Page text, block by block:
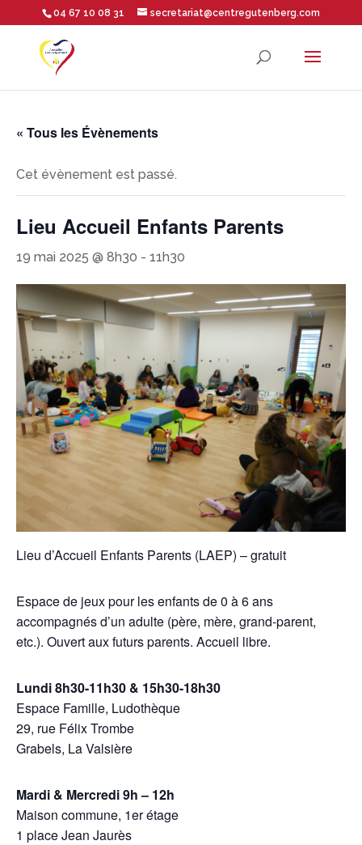
Ouvrir la barre d’outils
04 67 10 08 31 secretariat@centregutenberg.com
« Tous les Évènements
Cet évènement est passé.
Lieu Accueil Enfants Parents
19 mai 2025 @ 8h30 - 11h30
Lieu d’Accueil Enfants Parents (LAEP) – gratuit
Espace de jeux pour les enfants de 0 à 6 ans
accompagnés d’un adulte (père, mère, grand-parent,
etc.). Ouvert aux futurs parents. Accueil libre.
Lundi 8h30-11h30 & 15h30-18h30
Espace Famille, Ludothèque
29, rue Félix Trombe
Grabels, La Valsière
Mardi & Mercredi 9h – 12h
Maison commune, 1er étage
1 place Jean Jaurès